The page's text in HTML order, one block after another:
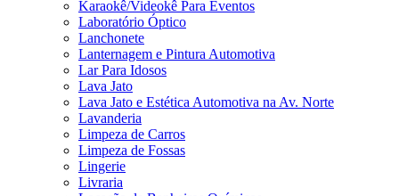
Karaokê/Videokê Para Eventos
Laboratório Óptico
Lanchonete
Lanternagem e Pintura Automotiva
Lar Para Idosos
Lava Jato
Lava Jato e Estética Automotiva na Av. Norte
Lavanderia
Limpeza de Carros
Limpeza de Fossas
Lingerie
Livraria